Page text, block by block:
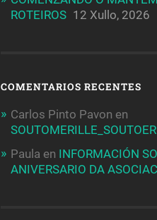
ROTEIROS 12 Xullo, 2026
COMENTARIOS RECENTES
Carlos Pinto Pavon en
Paula en INFORMACIÓN
ANIVERSARIO DA